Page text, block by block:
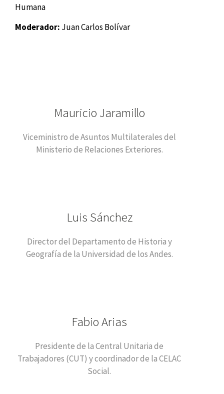
Humana
Moderador: Juan Carlos Bolívar
Mauricio Jaramillo
Viceministro de Asuntos Multilaterales del
Ministerio de Relaciones Exteriores.
Luis Sánchez
Director del Departamento de Historia y
Geografía de la Universidad de los Andes.
Fabio Arias
Presidente de la Central Unitaria de
Trabajadores (CUT) y coordinador de la CELAC
Social.